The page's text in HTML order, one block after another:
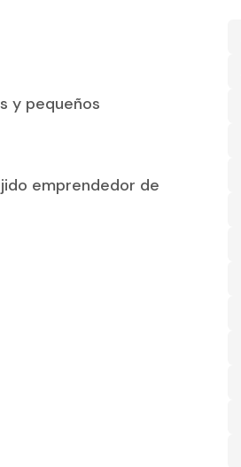
y pequeños
emprendedor de